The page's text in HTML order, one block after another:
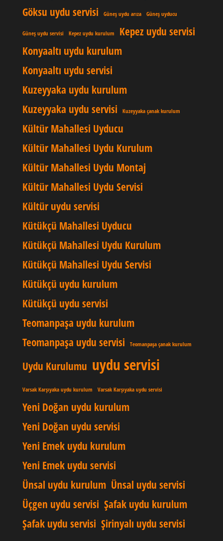
Göksu uydu servisi
Güneş uydu arıza Güneş uyducu
Güneş uydu servisi Kepez uydu kurulum
Kepez uydu servisi
Konyaaltı uydu kurulum
Konyaaltı uydu servisi
Kuzeyyaka uydu kurulum
Kuzeyyaka uydu servisi
Kuzeyyaka çanak kurulum
Kültür Mahallesi Uyducu
Kültür Mahallesi Uydu Kurulum
Kültür Mahallesi Uydu Montaj
Kültür Mahallesi Uydu Servisi
Kültür uydu servisi
Kütükçü Mahallesi Uyducu
Kütükçü Mahallesi Uydu Kurulum
Kütükçü Mahallesi Uydu Servisi
Kütükçü uydu kurulum
Kütükçü uydu servisi
Teomanpaşa uydu kurulum
Teomanpaşa uydu servisi
Teomanpaşa çanak kurulum
Uydu Kurulumu uydu servisi
Varsak Karşıyaka uydu kurulum Varsak Karşıyaka uydu servisi
Yeni Doğan uydu kurulum
Yeni Doğan uydu servisi
Yeni Emek uydu kurulum
Yeni Emek uydu servisi
Ünsal uydu kurulum Ünsal uydu servisi
Üçgen uydu servisi Şafak uydu kurulum
Şafak uydu servisi Şirinyalı uydu servisi